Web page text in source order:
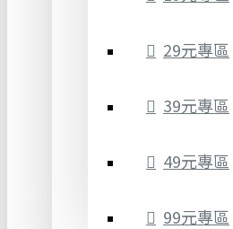
29元專區
39元專區
49元專區
99元專區